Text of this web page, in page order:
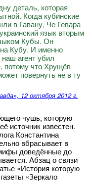
деталь, которая
Когда кубинские
в Гавану, Че Гевара
язык вторым
Кубы. Он
Кубу. И именно
агент убил
потому что Хрущёв
повернуть не в ту
12 октября 2012 г.
чушь, которую
источник известен.
Константина
вбрасывает в
доведённые до
Абзац о связи
«История которую
«Зеркало